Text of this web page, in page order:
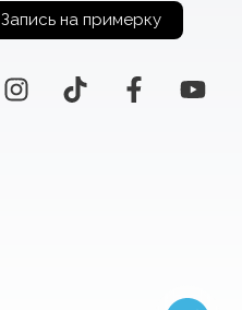
Запись на примерку